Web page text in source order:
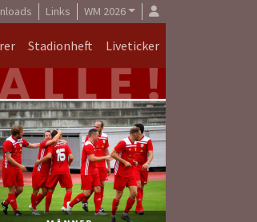
Links WM 2026
Stadionheft Liveticker